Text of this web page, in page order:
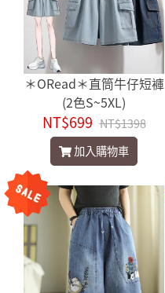
＊ORead＊直筒牛仔短褲
(2色S~5XL)
NT$699 NT$1398
加入購物車